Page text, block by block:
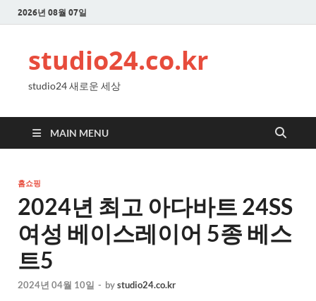
2026년 08월 07일
studio24.co.kr
studio24 새로운 세상
MAIN MENU
홈쇼핑
2024년 최고 아다바트 24SS
여성 베이스레이어 5종 베스
트5
2024년 04월 10일 - bystudio24.co.kr